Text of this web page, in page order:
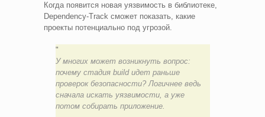
Когда появится новая уязвимость в библиотеке,
Dependency-Track сможет показать, какие
проекты потенциально под угрозой.
У многих может возникнуть вопрос:
почему стадия build идет раньше
проверок безопасности? Логичнее ведь
сначала искать уязвимости, а уже
потом собирать приложение.